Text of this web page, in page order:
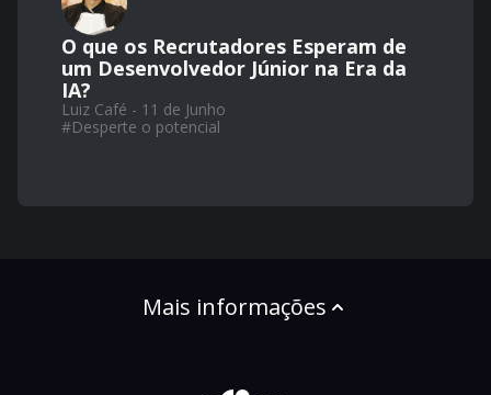
O que os Recrutadores Esperam de
um Desenvolvedor Júnior na Era da
IA?
Luiz Café - 11 de Junho
#Desperte o potencial
Mais informações